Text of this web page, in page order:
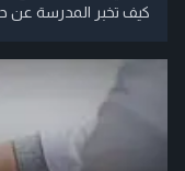
كيف تخبر المدرسة عن